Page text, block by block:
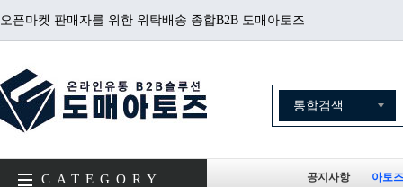
오픈마켓 판매자를 위한 위탁배송 종합B2B 도매아토즈
CATEGORY 공지사항 아토